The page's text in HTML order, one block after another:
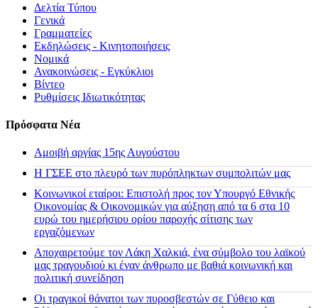
Δελτία Τύπου
Γενικά
Γραμματείες
Εκδηλώσεις - Κινητοποιήσεις
Νομικά
Ανακοινώσεις - Εγκύκλιοι
Βίντεο
Ρυθμίσεις Ιδιωτικότητας
Πρόσφατα Νέα
Αμοιβή αργίας 15ης Αυγούστου
H ΓΣΕΕ στο πλευρό των πυρόπληκτων συμπολιτών μας
Κοινωνικοί εταίροι: Επιστολή προς τον Υπουργό Εθνικής
Οικονομίας & Οικονομικών για αύξηση από τα 6 στα 10
ευρώ του ημερήσιου ορίου παροχής σίτισης των
εργαζόμενων
Αποχαιρετούμε τον Λάκη Χαλκιά, ένα σύμβολο του λαϊκού
μας τραγουδιού κι έναν άνθρωπο με βαθιά κοινωνική και
πολιτική συνείδηση
Οι τραγικοί θάνατοι των πυροσβεστών σε Γύθειο και